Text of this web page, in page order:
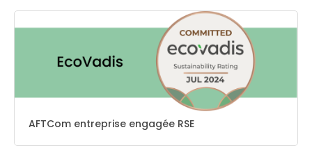
AFTCom entreprise engagée RSE